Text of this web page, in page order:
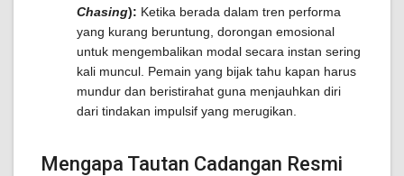
Chasing): Ketika berada dalam tren performa
yang kurang beruntung, dorongan emosional
untuk mengembalikan modal secara instan sering
kali muncul. Pemain yang bijak tahu kapan harus
mundur dan beristirahat guna menjauhkan diri
dari tindakan impulsif yang merugikan.
Mengapa Tautan Cadangan Resmi